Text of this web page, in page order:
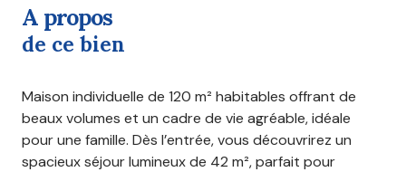
a propos
de ce bien
Maison individuelle de 120 m² habitables offrant de
beaux volumes et un cadre de vie agréable, idéale
pour une famille. Dès l’entrée, vous découvrirez un
spacieux séjour lumineux de 42 m², parfait pour